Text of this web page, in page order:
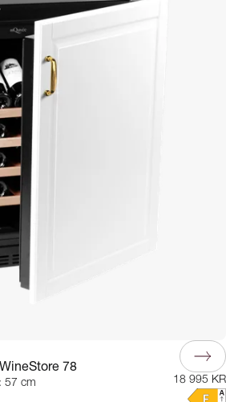
78
57 cm
18 995 KR